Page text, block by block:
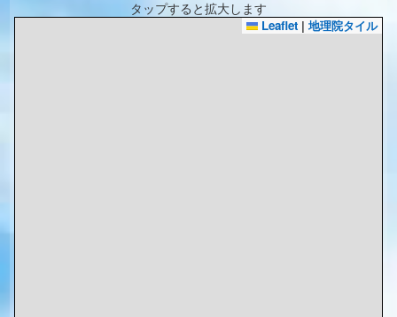
タップすると拡大します
Leaflet | 地理院タイル